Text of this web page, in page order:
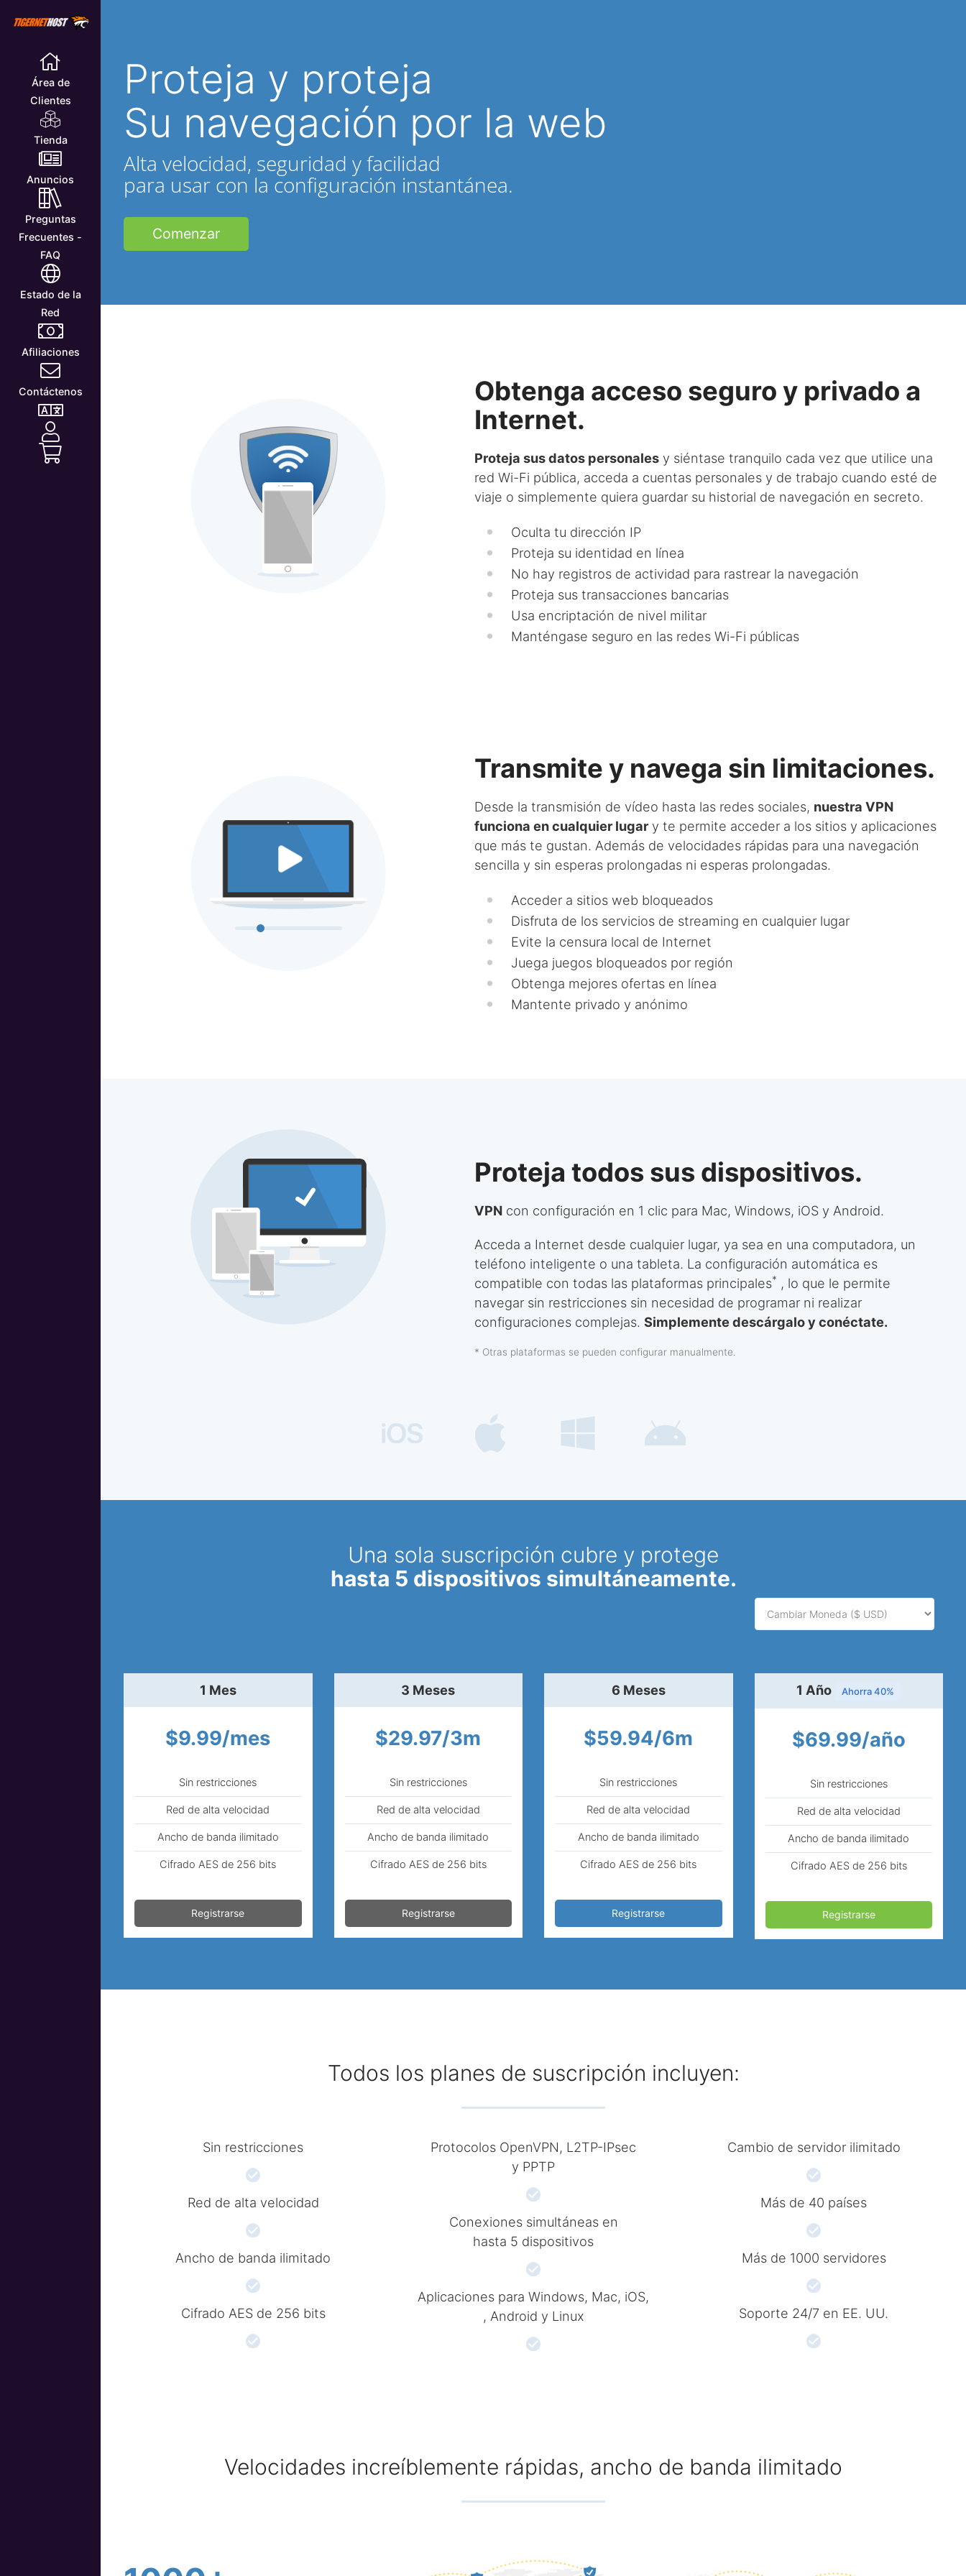
Área de
Clientes
Tienda
Anuncios
Preguntas
Frecuentes -
FAQ
Estado de la
Red
Afiliaciones
Contáctenos
Proteja y proteja
Su navegación por la web
Alta velocidad, seguridad y facilidad
para usar con la configuración instantánea.
Comenzar
Obtenga acceso seguro y privado a
Internet.
Proteja sus datos personalesy siéntase tranquilo cada vez que utilice una
red Wi-Fi pública, acceda a cuentas personales y de trabajo cuando esté de
viaje o simplemente quiera guardar su historial de navegación en secreto.
Oculta tu dirección IP
Proteja su identidad en línea
No hay registros de actividad para rastrear la navegación
Proteja sus transacciones bancarias
Usa encriptación de nivel militar
Manténgase seguro en las redes Wi-Fi públicas
Transmite y navega sin limitaciones.
Desde la transmisión de vídeo hasta las redes sociales, nuestra VPN
funciona en cualquier lugary te permite acceder a los sitios y aplicaciones
que más te gustan. Además de velocidades rápidas para una navegación
sencilla y sin esperas prolongadas ni esperas prolongadas.
Acceder a sitios web bloqueados
Disfruta de los servicios de streaming en cualquier lugar
Evite la censura local de Internet
Juega juegos bloqueados por región
Obtenga mejores ofertas en línea
Mantente privado y anónimo
Proteja todos sus dispositivos.
VPNcon configuración en 1 clic para Mac, Windows, iOS y Android.
Acceda a Internet desde cualquier lugar, ya sea en una computadora, un
teléfono inteligente o una tableta. La configuración automática es
compatible con todas las plataformas principales* , lo que le permite
navegar sin restricciones sin necesidad de programar ni realizar
configuraciones complejas. Simplemente descárgalo y conéctate.
* Otras plataformas se pueden configurar manualmente.
Una sola suscripción cubre y protege
hasta 5 dispositivos simultáneamente.
1 Mes
$9.99/mes
Sin restricciones
Red de alta velocidad
Ancho de banda ilimitado
Cifrado AES de 256 bits
Registrarse
3 Meses
$29.97/3m
Sin restricciones
Red de alta velocidad
Ancho de banda ilimitado
Cifrado AES de 256 bits
Registrarse
6 Meses
$59.94/6m
Sin restricciones
Red de alta velocidad
Ancho de banda ilimitado
Cifrado AES de 256 bits
Registrarse
1 Año Ahorra 40%
$69.99/año
Sin restricciones
Red de alta velocidad
Ancho de banda ilimitado
Cifrado AES de 256 bits
Registrarse
Todos los planes de suscripción incluyen:
Sin restricciones
Red de alta velocidad
Ancho de banda ilimitado
Cifrado AES de 256 bits
Protocolos OpenVPN, L2TP-IPsec
y PPTP
Conexiones simultáneas en
hasta 5 dispositivos
Aplicaciones para Windows, Mac, iOS,
, Android y Linux
Cambio de servidor ilimitado
Más de 40 países
Más de 1000 servidores
Soporte 24/7 en EE. UU.
Velocidades increíblemente rápidas, ancho de banda ilimitado